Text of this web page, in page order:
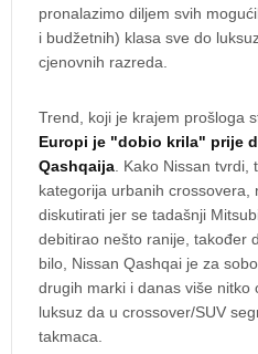
pronalazimo diljem svih
i budžetnih) klasa sve do
cjenovnih razreda.
Trend, koji je krajem prošloga
Europi je "dobio krila" prije
Qashqaija. Kako Nissan tvrdi,
kategorija urbanih crossovera,
diskutirati jer se tadašnji
debitirao nešto ranije, također
bilo, Nissan Qashqai je za
drugih marki i danas više nitko
luksuz da u crossover/SUV
takmaca.